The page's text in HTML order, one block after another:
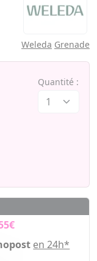
Weleda Grenade
Quantité :
en 24h*